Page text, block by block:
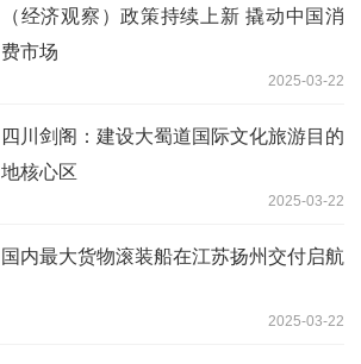
（经济观察）政策持续上新 撬动中国消
费市场
2025-03-22
四川剑阁：建设大蜀道国际文化旅游目的
地核心区
2025-03-22
国内最大货物滚装船在江苏扬州交付启航
2025-03-22